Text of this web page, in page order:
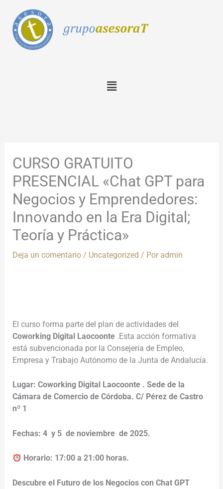
contenido
Menú
CURSO GRATUITO
PRESENCIAL «Chat GPT para
Negocios y Emprendedores:
Innovando en la Era Digital;
Teoría y Práctica»
Deja un comentario / Uncategorized / Por admin
El curso forma parte del plan de actividades del
Coworking Digital Laocoonte.Esta acción formativa
está subvencionada por la Consejería de Empleo,
Empresa y Trabajo Autónomo de la Junta de Andalucía.
Lugar: Coworking Digital Laocoonte . Sede de la
Cámara de Comercio de Córdoba. C/ Pérez de Castro
nº 1
Fechas: 4 y 5 de noviembre de 2025.
Horario: 17:00 a 21:00 horas.
Descubre el Futuro de los Negocios con Chat GPT